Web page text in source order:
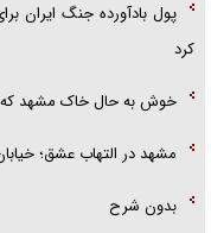
پول بادآورده جنگ ایران
کرد
خوش به حال خاک مشهد که
مشهد در التهاب عشق؛
بدون شرح